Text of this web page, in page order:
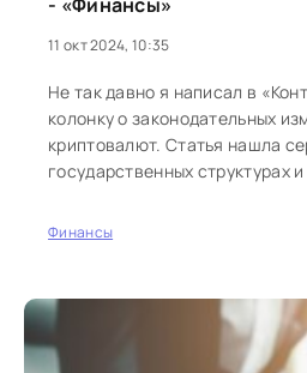
11 окт 2024, 10:35
Не так давно я написал в
колонку о законодательных
криптовалют. Статья нашла
государственных структурах
Финансы